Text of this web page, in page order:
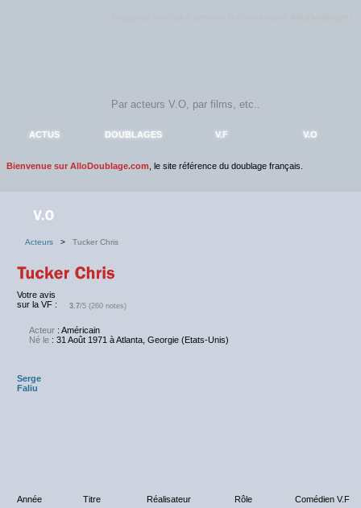
ACTUS DOUBLAGES V.F V.O
Bienvenue sur AlloDoublage.com , le site référence du doublage français.
Acteurs > Tucker Chris
Votre avis
sur la VF :
3.7/5 (260 notes)
Acteur : Américain
Né le : 31 Août 1971 à Atlanta, Georgie (Etats-Unis)
Serge
Faliu
Année Titre Réalisateur Rôle
Comédien V.F